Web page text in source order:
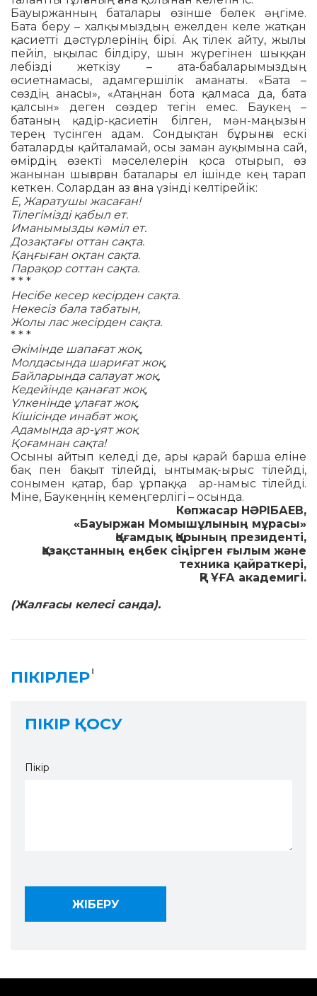
Бауыржанның баталары өзінше бө­лек әңгіме.
Бата беру – халқымыздың ежелден келе жатқан
қасиетті дәстүр­лері­нің бірі. Ақ тілек айту, жылы
пейіл, ықылас білдіру, шын жүрегінен шыққан
лебізді жеткізу – ата-бабаларымыздың
өсиетнамасы, адамгершілік аманаты. «Бата –
сөздің анасы», «Атаңнан бота қал­ма­са да, бата
қалсын» деген сөздер тегін емес. Баукең –
батаның қадір-қа­сие­тін білген, мән-маңызын
терең түсін­ген адам. Сондықтан бұрынғы ескі
баталарды қайталамай, осы заман ауқымына сай,
өмірдің өзекті мәселелерін қоса оты­рып, өз
жанынан шығарған баталары ел ішінде кең тарап
кеткен. Солардан аз ғана үзінді келтірейік:
Е, Жаратушы жасаған!
Тілегімізді қабыл ет.
Иманымызды кәміл ет.
Дозақтағы оттан сақта.
Қаңғыған оқтан сақта.
Парақор соттан сақта.
* * *
Несібе кесер кесірден сақта.
Некесіз бала табатын,
Жолы лас жесірден сақта.
* * *
Әкімінде шапағат жоқ,
Молдасында шариғат жоқ,
Байларында салауат жоқ,
Кедейінде қанағат жоқ,
Үлкенінде ұлағат жоқ,
Кішісінде инабат жоқ,
Адамында ар-ұят жоқ
Қоғамнан сақта!
Осыны айтып келеді де, ары қарай бар­ша еліне
бақ пен бақыт тілейді, ынты­мақ-ырыс тілейді,
сонымен қатар, бар ұрпаққа ар-намыс тілейді.
Міне, Бау­кең­нің кемеңгерлігі – осында.
Көпжасар НӘРІБАЕВ,
«Бауыржан Момышұлының мұрасы»
Қоғамдық Қорының президенті,
Қазақстанның еңбек сіңірген ғылым және
техника қайраткері,
ҚР ҰҒА академигі.
(Жалғасы келесі санда).
ПІКІРЛЕР1
ПІКІР ҚОСУ
Пікір